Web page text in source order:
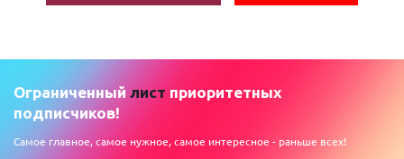
Ограниченный лист приоритетных
подписчиков!
Самое главное, самое нужное, самое интересное - раньше всех!